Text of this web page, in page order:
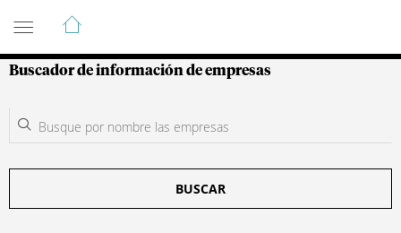
Guía de Empresas Colombianas
Buscador de información de empresas
BUSCAR